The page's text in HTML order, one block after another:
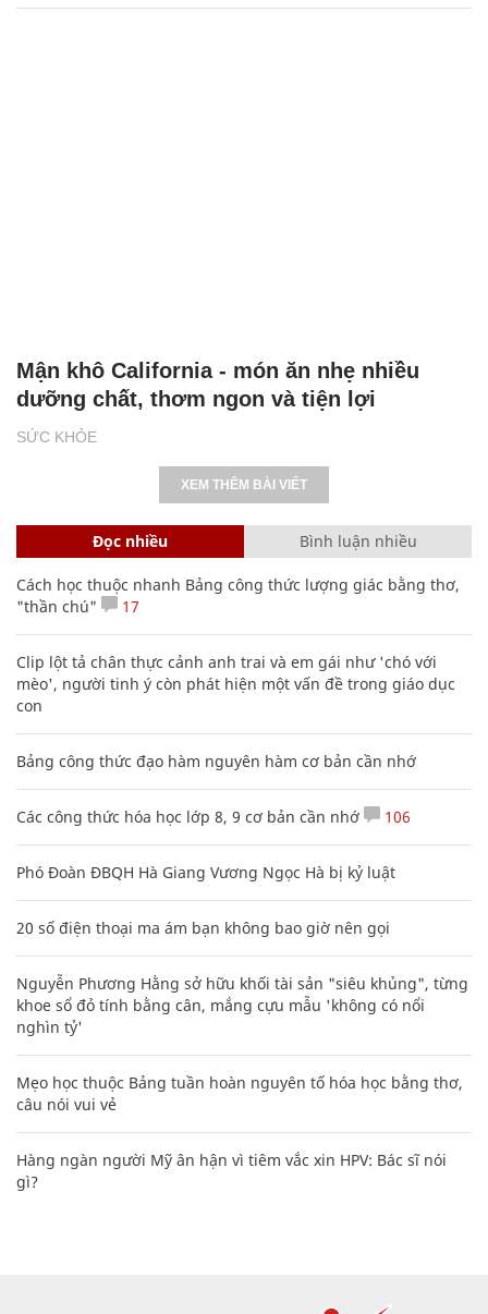
SỨC KHỎE
Mận khô California - món ăn nhẹ nhiều
dưỡng chất, thơm ngon và tiện lợi
XEM THÊM BÀI VIẾT
Đọc nhiều Bình luận nhiều
Cách học thuộc nhanh Bảng công thức lượng giác bằng thơ,
"thần chú"
17
Clip lột tả chân thực cảnh anh trai và em gái như 'chó với
mèo', người tinh ý còn phát hiện một vấn đề trong giáo dục
con
Bảng công thức đạo hàm nguyên hàm cơ bản cần nhớ
Các công thức hóa học lớp 8, 9 cơ bản cần nhớ 106
Phó Đoàn ĐBQH Hà Giang Vương Ngọc Hà bị kỷ luật
20 số điện thoại ma ám bạn không bao giờ nên gọi
Nguyễn Phương Hằng sở hữu khối tài sản "siêu khủng", từng
khoe sổ đỏ tính bằng cân, mắng cựu mẫu 'không có nổi
nghìn tỷ'
Mẹo học thuộc Bảng tuần hoàn nguyên tố hóa học bằng thơ,
câu nói vui vẻ
Hàng ngàn người Mỹ ân hận vì tiêm vắc xin HPV: Bác sĩ nói
gì?